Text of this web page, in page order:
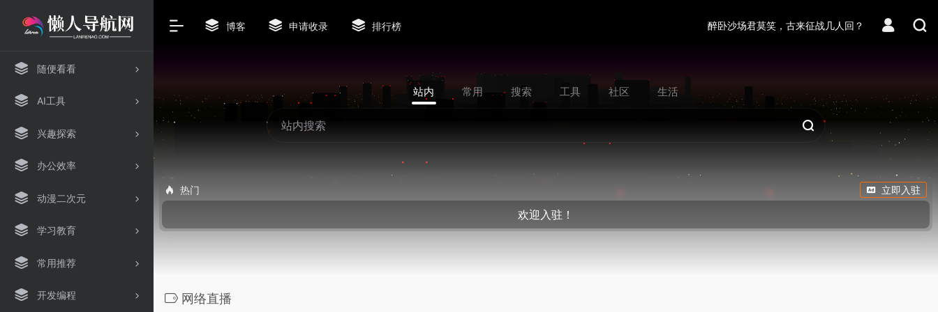
随便看看
AI工具
兴趣探索
办公效率
动漫二次元
学习教育
常用推荐
开发编程
博客 申请收录 排行榜 醉卧沙场君莫笑，古来征战几人回？
站内 常用 搜索 工具 社区 生活
热门 立即入驻
欢迎入驻！
网络直播